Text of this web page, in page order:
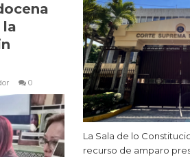
La Sala de lo
recurso de amparo
la
0